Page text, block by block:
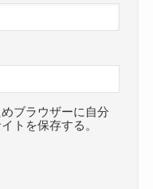
ブラウザーに自分
トを保存する。